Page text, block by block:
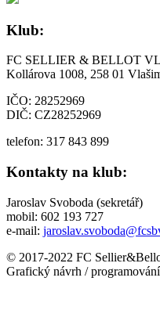
Klub:
FC SELLIER & BELLOT
Kollárova 1008, 258 01
IČO: 28252969
DIČ: CZ28252969
telefon: 317 843 899
Kontakty na klub:
Jaroslav Svoboda (sekretář)
mobil: 602 193 727
e-mail:
© 2017-2022 FC
Grafický návrh /